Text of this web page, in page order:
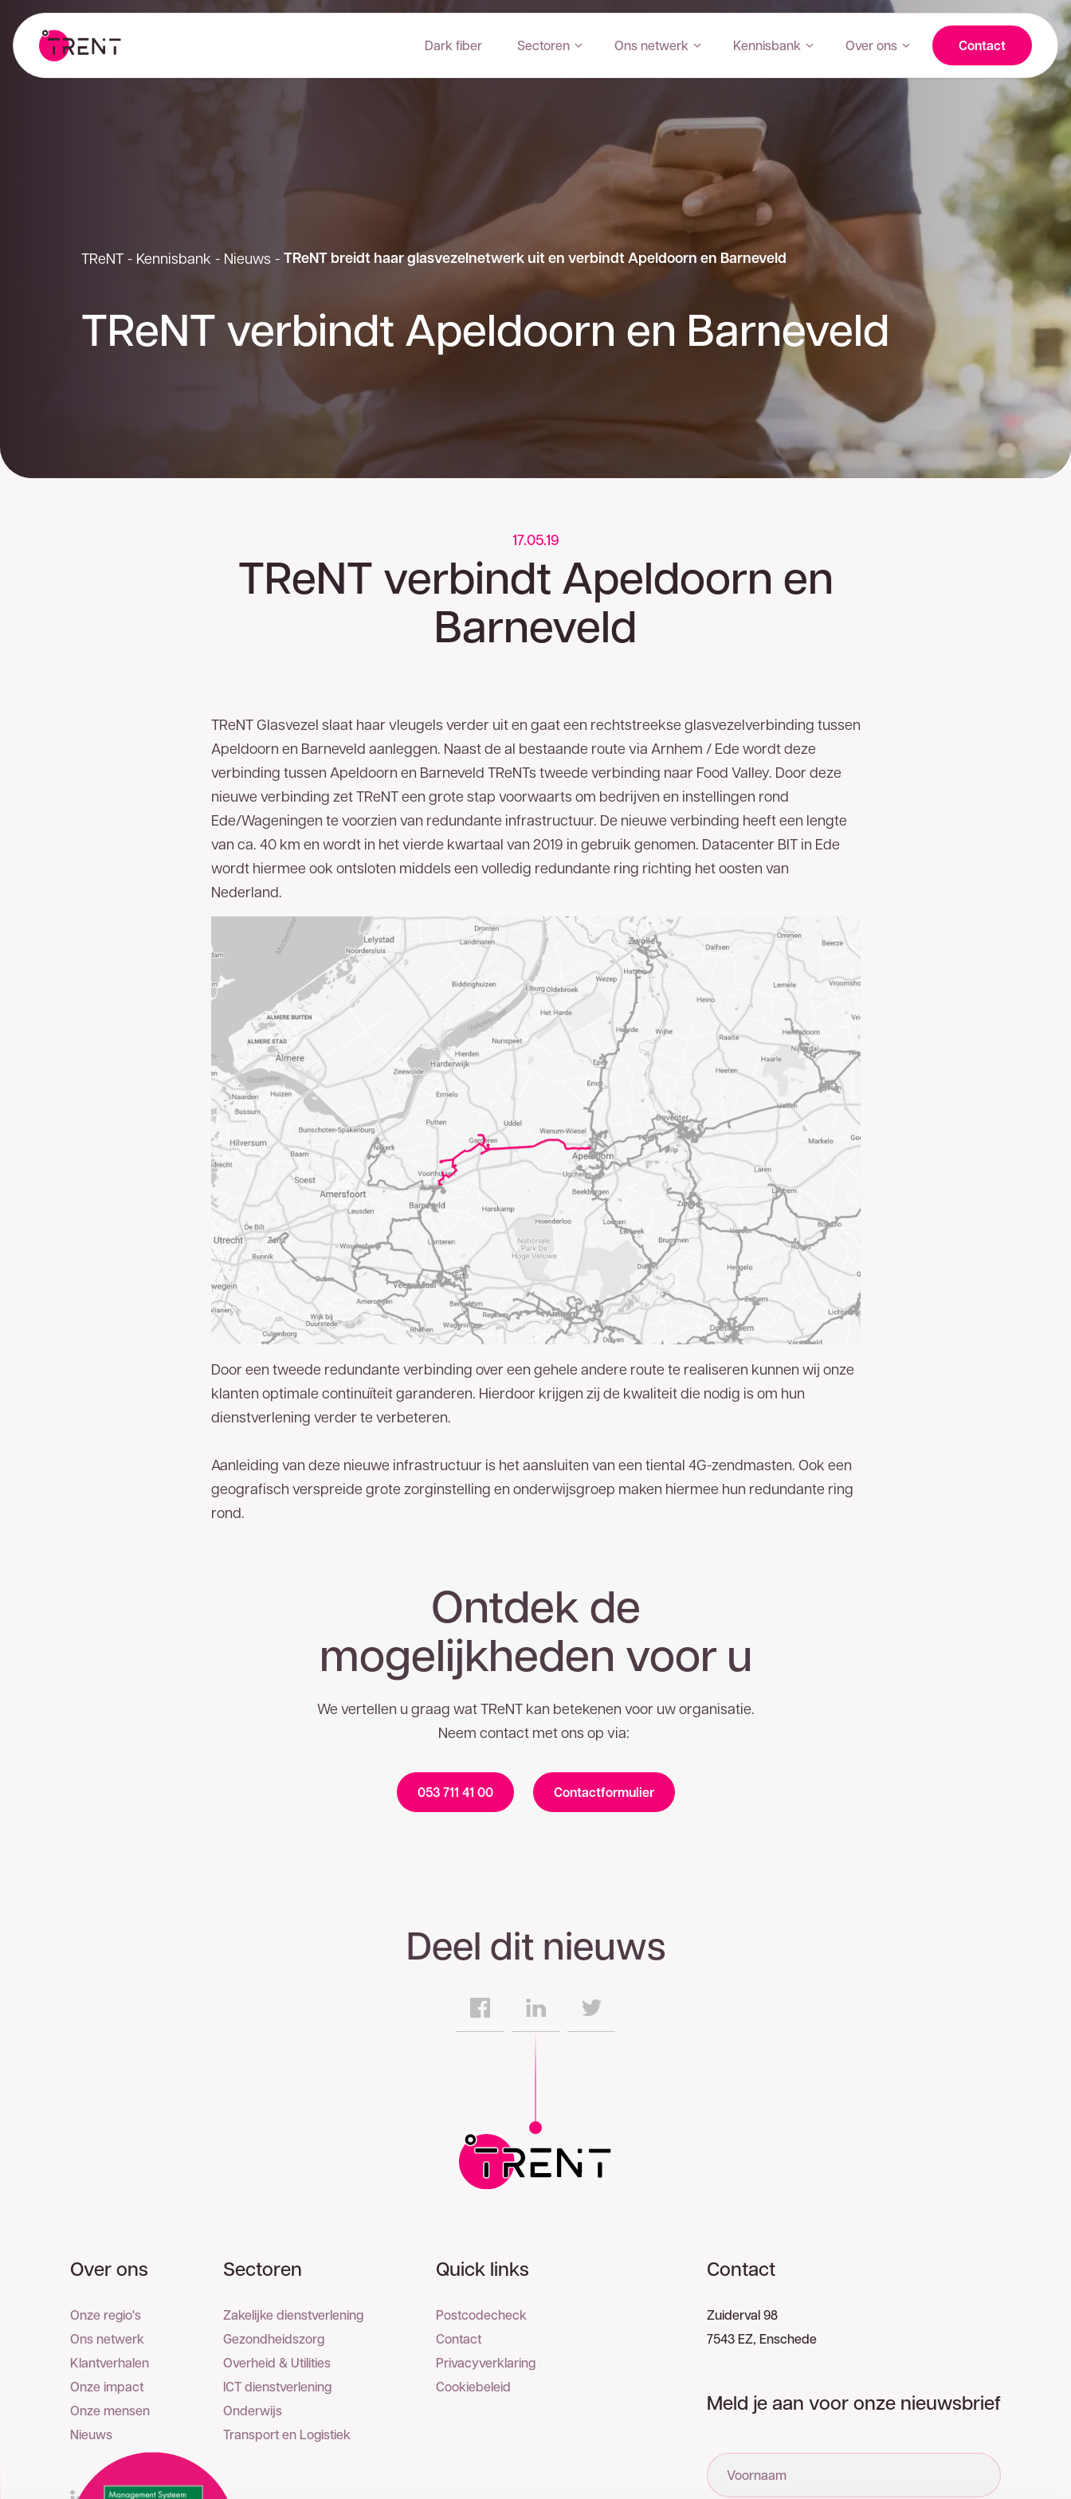
Dark fiber Sectoren Ons netwerk Kennisbank Over ons Contact
TReNT - Kennisbank - Nieuws - TReNT breidt haar glasvezelnetwerk uit en verbindt Apeldoorn en Barneveld
TReNT verbindt Apeldoorn en Barneveld
17.05.19
TReNT verbindt Apeldoorn en
Barneveld
TReNT Glasvezel slaat haar vleugels verder uit en gaat een rechtstreekse glasvezelverbinding tussen
Apeldoorn en Barneveld aanleggen. Naast de al bestaande route via Arnhem / Ede wordt deze
verbinding tussen Apeldoorn en Barneveld TReNTs tweede verbinding naar Food Valley. Door deze
nieuwe verbinding zet TReNT een grote stap voorwaarts om bedrijven en instellingen rond
Ede/Wageningen te voorzien van redundante infrastructuur. De nieuwe verbinding heeft een lengte
van ca. 40 km en wordt in het vierde kwartaal van 2019 in gebruik genomen. Datacenter BIT in Ede
wordt hiermee ook ontsloten middels een volledig redundante ring richting het oosten van
Nederland.
Door een tweede redundante verbinding over een gehele andere route te realiseren kunnen wij onze
klanten optimale continuïteit garanderen. Hierdoor krijgen zij de kwaliteit die nodig is om hun
dienstverlening verder te verbeteren.
Aanleiding van deze nieuwe infrastructuur is het aansluiten van een tiental 4G-zendmasten. Ook een
geografisch verspreide grote zorginstelling en onderwijsgroep maken hiermee hun redundante ring
rond.
Ontdek de
mogelijkheden voor u
We vertellen u graag wat TReNT kan betekenen voor uw organisatie.
Neem contact met ons op via:
053 711 41 00 Contactformulier
Deel dit nieuws
Over ons
Onze regio's
Ons netwerk
Klantverhalen
Onze impact
Onze mensen
Nieuws
Sectoren
Zakelijke dienstverlening
Gezondheidszorg
Overheid & Utilities
ICT dienstverlening
Onderwijs
Transport en Logistiek
Quick links
Postcodecheck
Contact
Privacyverklaring
Cookiebeleid
Contact
Zuiderval 98
7543 EZ, Enschede
Meld je aan voor onze nieuwsbrief
Voornaam
nieuws!
meest betrouwbare glasvezelnetwerk van
Nederland.Op uw locatie(s) is zakelijk glasvezel van TReNT beschikbaar. Vul
Bedankt voor uw aanvraag. U ontvangt zo spoedig mogelijk een reactie.